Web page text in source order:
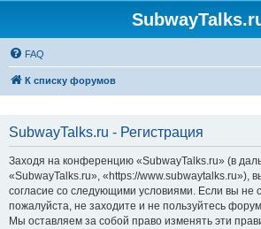
FAQ
К списку форумов
SubwayTalks.ru - Регистрация
Заходя на конференцию «SubwayTalks.ru» (в
«SubwayTalks.ru», «https://www.subwaytalks.ru»),
согласие со следующими условиями. Если вы не
пожалуйста, не заходите и не пользуйтесь
Мы оставляем за собой право изменять эти